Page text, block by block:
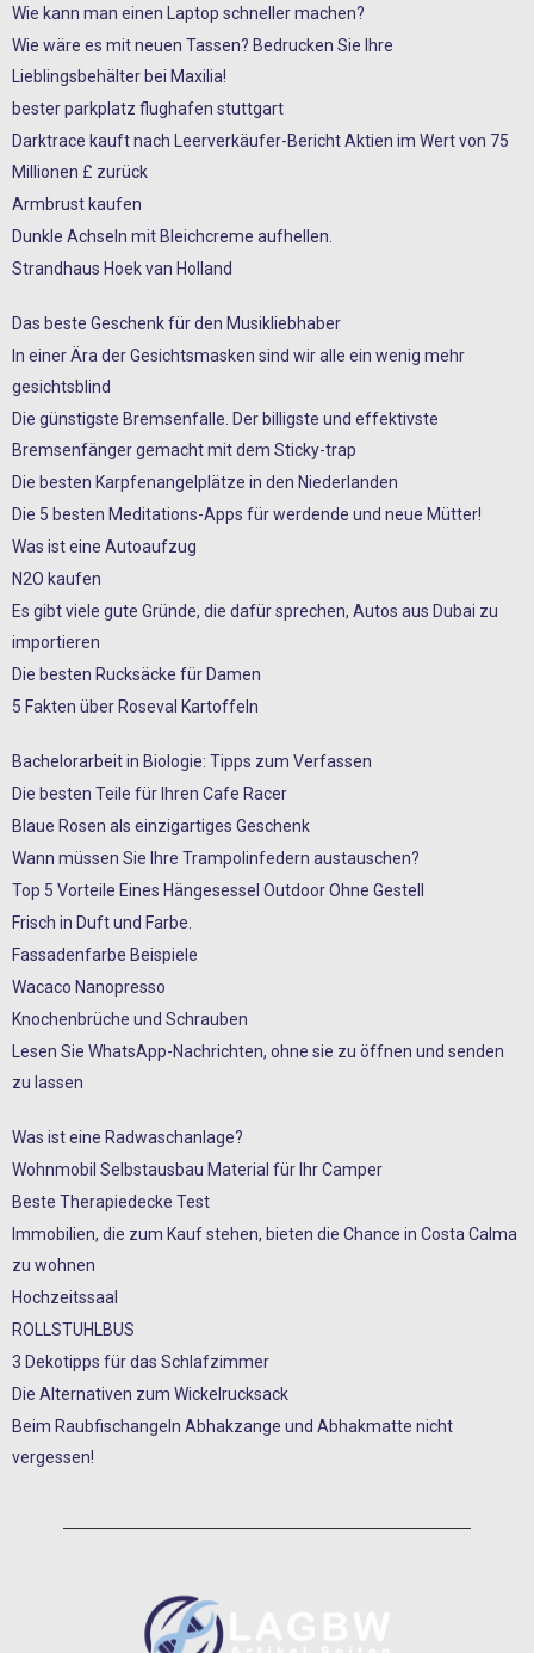
Wie kann man einen Laptop schneller machen?
Wie wäre es mit neuen Tassen? Bedrucken Sie Ihre
Lieblingsbehälter bei Maxilia!
bester parkplatz flughafen stuttgart
Darktrace kauft nach Leerverkäufer-Bericht Aktien im Wert von 75
Millionen £ zurück
Armbrust kaufen
Dunkle Achseln mit Bleichcreme aufhellen.
Strandhaus Hoek van Holland
Das beste Geschenk für den Musikliebhaber
In einer Ära der Gesichtsmasken sind wir alle ein wenig mehr
gesichtsblind
Die günstigste Bremsenfalle. Der billigste und effektivste
Bremsenfänger gemacht mit dem Sticky-trap
Die besten Karpfenangelplätze in den Niederlanden
Die 5 besten Meditations-Apps für werdende und neue Mütter!
Was ist eine Autoaufzug
N2O kaufen
Es gibt viele gute Gründe, die dafür sprechen, Autos aus Dubai zu
importieren
Die besten Rucksäcke für Damen
5 Fakten über Roseval Kartoffeln
Bachelorarbeit in Biologie: Tipps zum Verfassen
Die besten Teile für Ihren Cafe Racer
Blaue Rosen als einzigartiges Geschenk
Wann müssen Sie Ihre Trampolinfedern austauschen?
Top 5 Vorteile Eines Hängesessel Outdoor Ohne Gestell
Frisch in Duft und Farbe.
Fassadenfarbe Beispiele
Wacaco Nanopresso
Knochenbrüche und Schrauben
Lesen Sie WhatsApp-Nachrichten, ohne sie zu öffnen und senden
zu lassen
Was ist eine Radwaschanlage?
Wohnmobil Selbstausbau Material für Ihr Camper
Beste Therapiedecke Test
Immobilien, die zum Kauf stehen, bieten die Chance in Costa Calma
zu wohnen
Hochzeitssaal
ROLLSTUHLBUS
3 Dekotipps für das Schlafzimmer
Die Alternativen zum Wickelrucksack
Beim Raubfischangeln Abhakzange und Abhakmatte nicht
vergessen!